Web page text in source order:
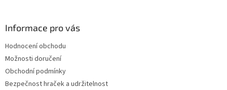
Informace pro vás
Hodnocení obchodu
Možnosti doručení
Obchodní podmínky
Bezpečnost hraček a udržitelnost